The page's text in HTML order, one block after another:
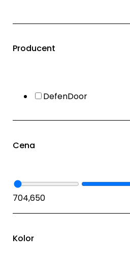
Producent
DefenDoor
Cena
704,650
Kolor